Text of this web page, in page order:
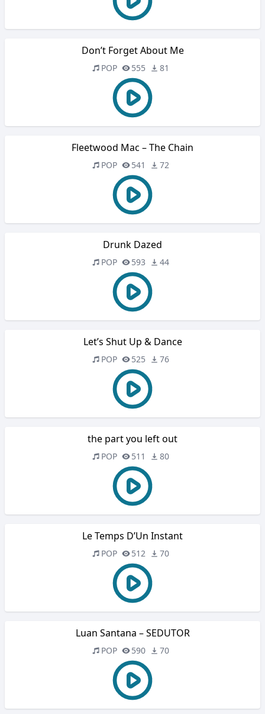
Don’t Forget About Me
POP 555 81
Fleetwood Mac – The Chain
POP 541 72
Drunk Dazed
POP 593 44
Let’s Shut Up & Dance
POP 525 76
the part you left out
POP 511 80
Le Temps D’Un Instant
POP 512 70
Luan Santana – SEDUTOR
POP 590 70